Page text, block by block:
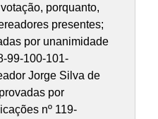
porquanto,
presentes;
por unanimidade
99-100-101-
Jorge Silva de
por
nº 119-